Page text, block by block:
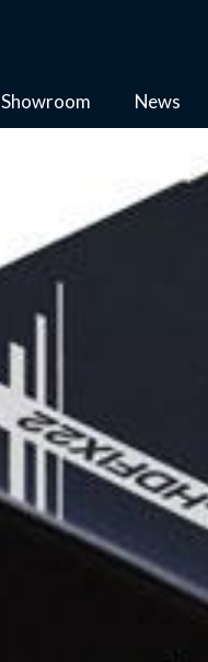
Showroom News